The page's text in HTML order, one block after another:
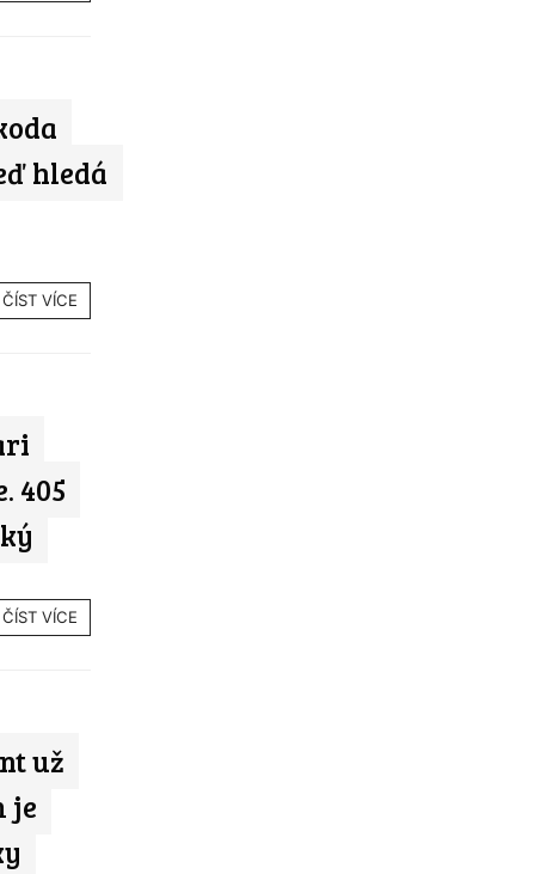
hledá
ČÍST VÍCE
405
ČÍST VÍCE
už
je